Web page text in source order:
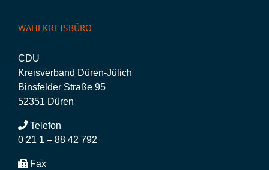
WAHLKREISBÜRO
CDU
Kreisverband Düren-Jülich
Binsfelder Straße 95
52351 Düren
Telefon
0 21 1 – 88 42 792
Fax